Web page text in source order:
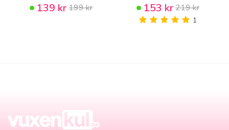
139 kr199 kr 153 kr219 kr
1